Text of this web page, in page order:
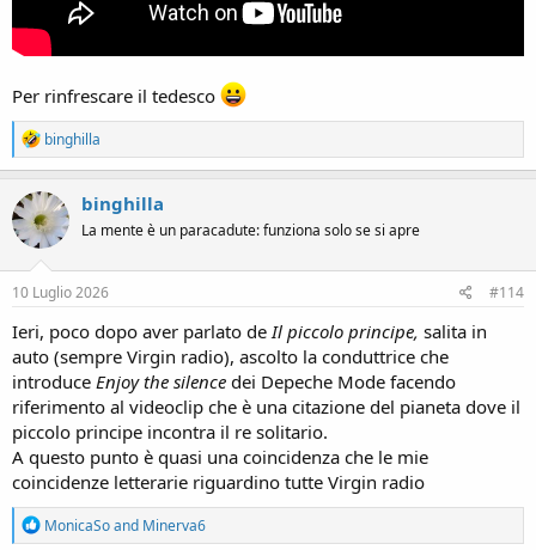
Per rinfrescare il tedesco
R
e
a
c
t
i
o
n
s
binghilla
binghilla
La mente è un paracadute: funziona solo se si apre
10 Luglio 2026 #114
Ieri, poco dopo aver parlato de Il piccolo principe, salita in
auto (sempre Virgin radio), ascolto la conduttrice che
introduce Enjoy the silence dei Depeche Mode facendo
riferimento al videoclip che è una citazione del pianeta dove il
piccolo principe incontra il re solitario.
A questo punto è quasi una coincidenza che le mie
coincidenze letterarie riguardino tutte Virgin radio
R
e
MonicaSoand Minerva6